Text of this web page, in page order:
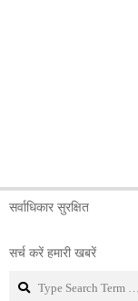
सर्वाधिकार सुरक्षित
सर्च करें हमारी खबरें